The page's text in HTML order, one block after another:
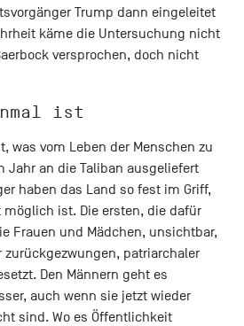
Trump dann eingeleitet
käme die Untersuchung nicht
versprochen, doch nicht
ist
was vom Leben der Menschen zu
Jahr an die Taliban ausgeliefert
haben das Land so fest im Griff,
ist. Die ersten, die dafür
Frauen und Mädchen, unsichtbar,
zurückgezwungen, patriarchaler
Den Männern geht es
auch wenn sie jetzt wieder
sind. Wo es Öffentlichkeit